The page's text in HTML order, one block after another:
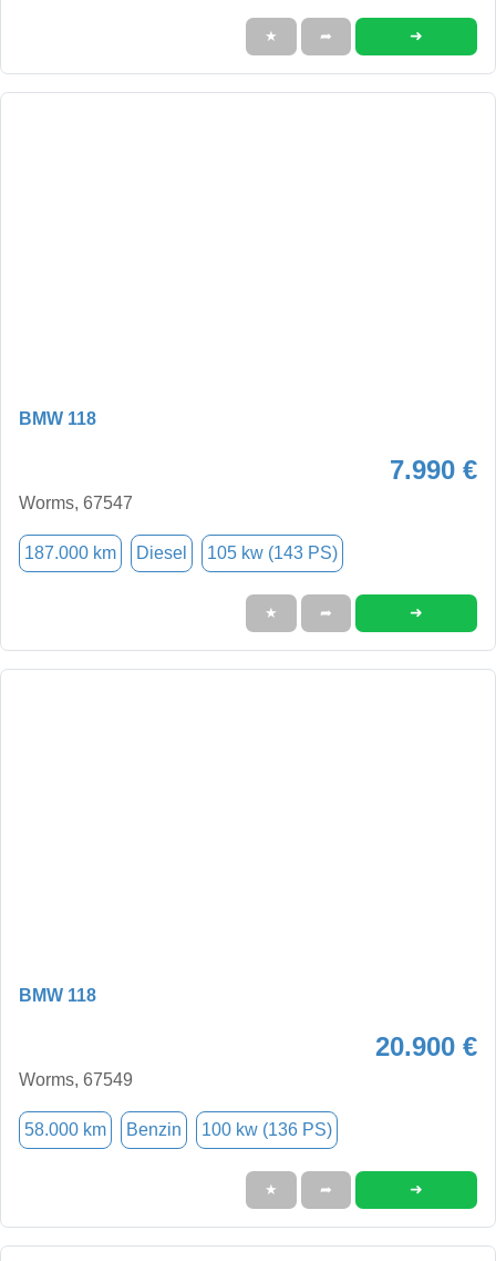
★ ➦ ➜
BMW 118
7.990 €
Worms, 67547
187.000 km Diesel 105 kw (143 PS)
★ ➦ ➜
BMW 118
20.900 €
Worms, 67549
58.000 km Benzin 100 kw (136 PS)
★ ➦ ➜